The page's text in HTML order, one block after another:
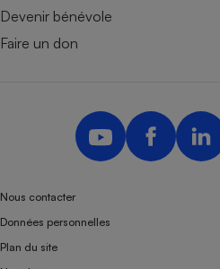
Devenir bénévole
Faire un don
Nous contacter
Données personnelles
Plan du site